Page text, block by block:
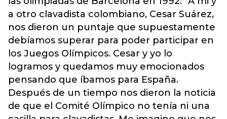
a otro clavadista colombiano, Cesar Suárez,
nos dieron un puntaje que supuestamente
debíamos superar para poder participar en
los Juegos Olímpicos. Cesar y yo lo
logramos y quedamos muy emocionados
pensando que íbamos para España.
Después de un tiempo nos dieron la noticia
de que el Comité Olímpico no tenía ni una